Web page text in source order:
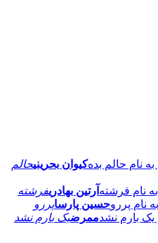
کیوان بحرینیحالم
آرتین بهادریفرشته
حسین پارساپررو
ممرضیک بارم نشد